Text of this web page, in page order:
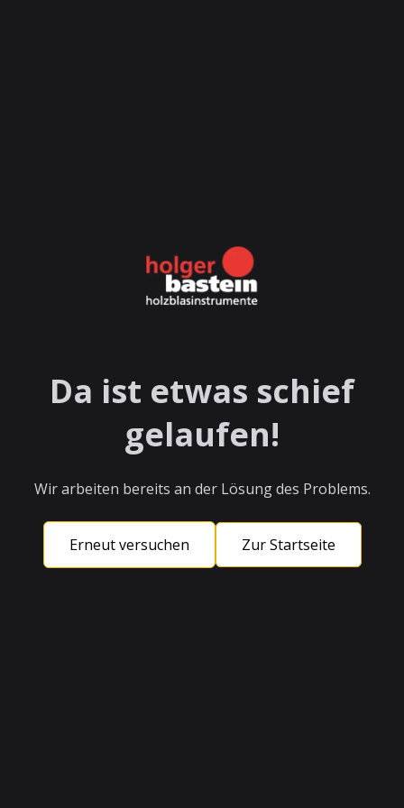
Da ist etwas schief
gelaufen!
Wir arbeiten bereits an der Lösung des Problems.
Erneut versuchen Zur Startseite